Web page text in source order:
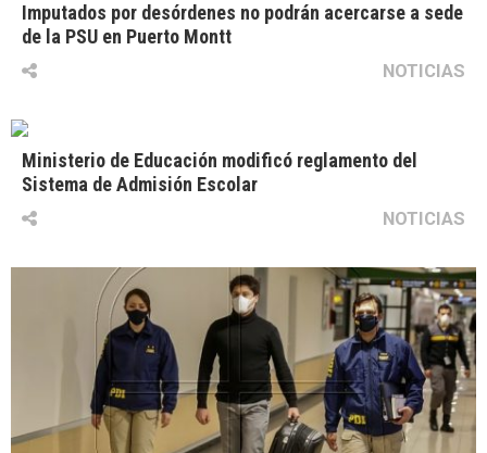
Imputados por desórdenes no podrán acercarse a sede
de la PSU en Puerto Montt
NOTICIAS
Ministerio de Educación modificó reglamento del
Sistema de Admisión Escolar
NOTICIAS